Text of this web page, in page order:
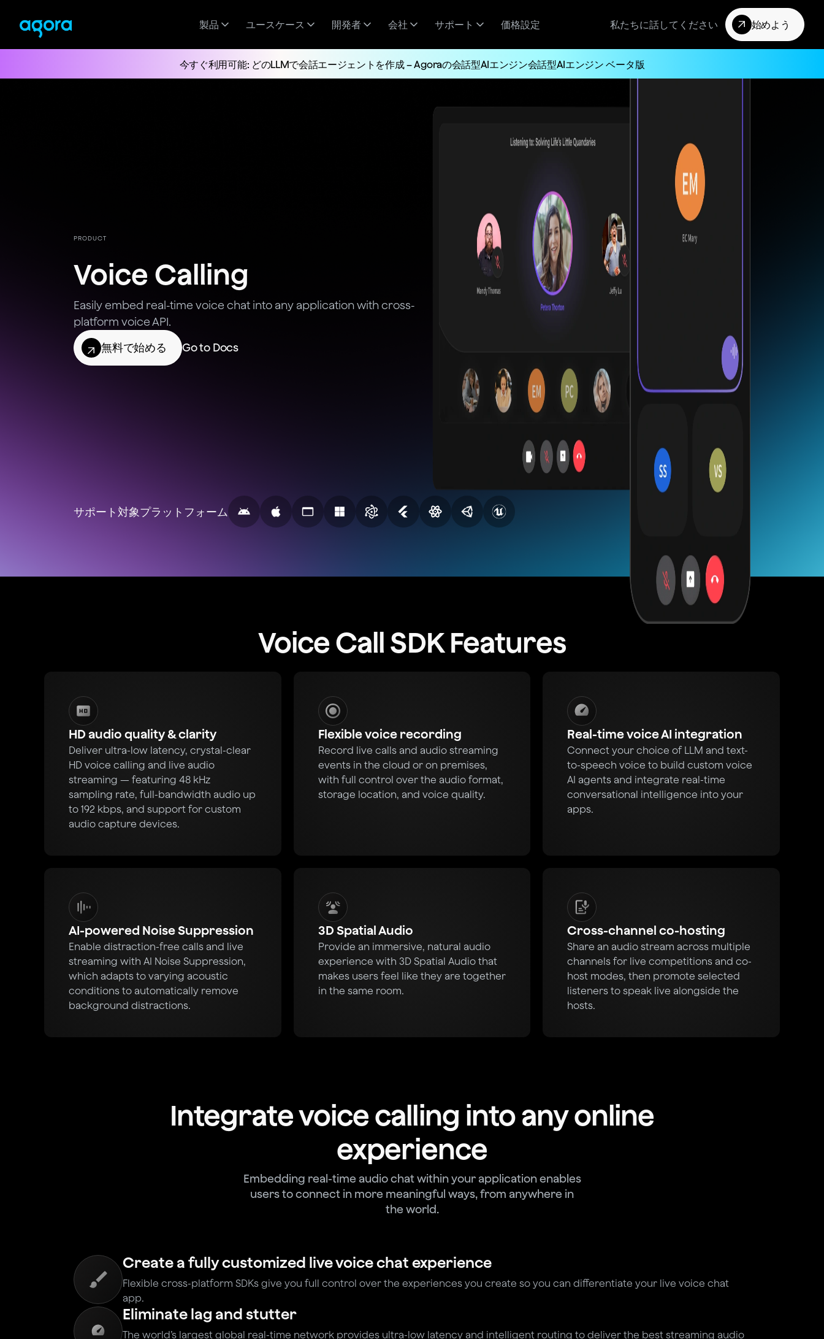
製品 ユースケース 開発者 会社 サポート 価格設定 私たちに話してください 始めよう
今すぐ利用可能: どのLLMで会話エージェントを作成 – Agoraの会話型AIエンジン会話型AIエンジン ベータ版
PRODUCT
Voice Calling
Easily embed real-time voice chat into any application with cross-
platform voice API.
無料で始める
Go to Docs
サポート対象プラットフォーム
Voice Call SDK Features
HD audio quality & clarity
Deliver ultra-low latency, crystal-clear
HD voice calling and live audio
streaming — featuring 48 kHz
sampling rate, full-bandwidth audio up
to 192 kbps, and support for custom
audio capture devices.
Flexible voice recording
Record live calls and audio streaming
events in the cloud or on premises,
with full control over the audio format,
storage location, and voice quality.
Real-time voice AI integration
Connect your choice of LLM and text-
to-speech voice to build custom voice
AI agents and integrate real-time
conversational intelligence into your
apps.
AI-powered Noise Suppression
Enable distraction-free calls and live
streaming with AI Noise Suppression,
which adapts to varying acoustic
conditions to automatically remove
background distractions.
3D Spatial Audio
Provide an immersive, natural audio
experience with 3D Spatial Audio that
makes users feel like they are together
in the same room.
Cross-channel co-hosting
Share an audio stream across multiple
channels for live competitions and co-
host modes, then promote selected
listeners to speak live alongside the
hosts.
Integrate voice calling into any online
experience
Embedding real-time audio chat within your application enables
users to connect in more meaningful ways, from anywhere in
the world.
Create a fully customized live voice chat experience
Flexible cross-platform SDKs give you full control over the experiences you create so you can differentiate your live voice chat
app.
Eliminate lag and stutter
The world’s largest global real-time network provides ultra-low latency and intelligent routing to deliver the best streaming audio